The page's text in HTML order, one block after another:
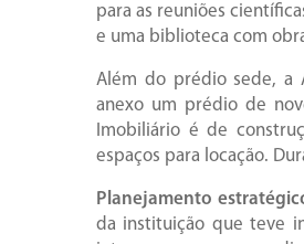
para as reuniões
e uma biblioteca com
Além do prédio sede, a
anexo um prédio de
Imobiliário é de
espaços para locação.
Planejamento
da instituição que teve